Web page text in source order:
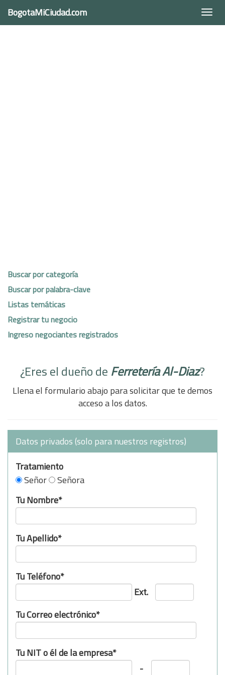
BogotaMiCiudad.com
Buscar por categoría
Buscar por palabra-clave
Listas temáticas
Registrar tu negocio
Ingreso negociantes registrados
¿Eres el dueño de Ferretería Al-Diaz?
Llena el formulario abajo para solicitar que te demos
acceso a los datos.
Datos privados (solo para nuestros registros)
Tratamiento
Señor
Señora
Tu Nombre*
Tu Apellido*
Tu Teléfono*
Ext.
Tu Correo electrónico*
Tu NIT o él de la empresa*
-